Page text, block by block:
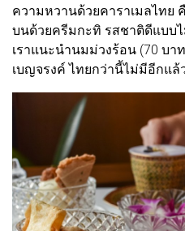
ความหวานด้วยคาราเมลไทย
บนด้วยครีมกะทิ รสชาติดีแบบ
เราแนะนำนมม่วงร้อน (70 บ
เบญจรงค์ ไทยกว่านี้ไม่มีอีกแล้